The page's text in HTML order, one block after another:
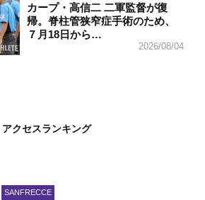
カープ・高信二 二軍監督が復
帰。脊柱管狭窄症手術のため、
７月18日から…
2026/08/04
アクセスランキング
SANFRECCE